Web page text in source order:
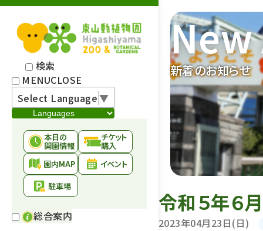
検索
MENUCLOSE
Select Language▼
本日の
開園情報
チケット
購入
園内MAP
イベント
駐車場
総合案内
新着のお知らせ
令和５年６
2023年04月23日(日)